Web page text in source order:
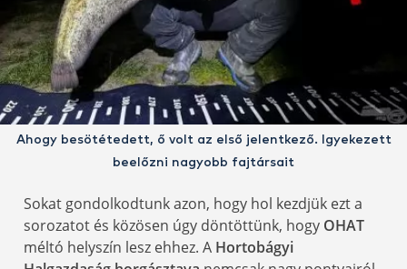
Ahogy besötétedett, ő volt az első jelentkező. Igyekezett
beelőzni nagyobb fajtársait
Sokat gondolkodtunk azon, hogy hol kezdjük ezt a
sorozatot és közösen úgy döntöttünk, hogy OHAT
méltó helyszín lesz ehhez. A Hortobágyi